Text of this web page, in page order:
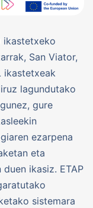
ikastetxeko
San Viator,
ikastetxeak
lagundutako
gure
ezarpena
eta
ikasiz. ETAP
sistemara